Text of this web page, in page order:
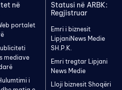
në
portalet
mediave
i
Statusi në ARBK:
Regjistruar
Emri i biznesit
LipjaniNews Medie
SH.P.K.
Emri tregtar Lipjani
News Medie
Lloji biznesit Shoqëri